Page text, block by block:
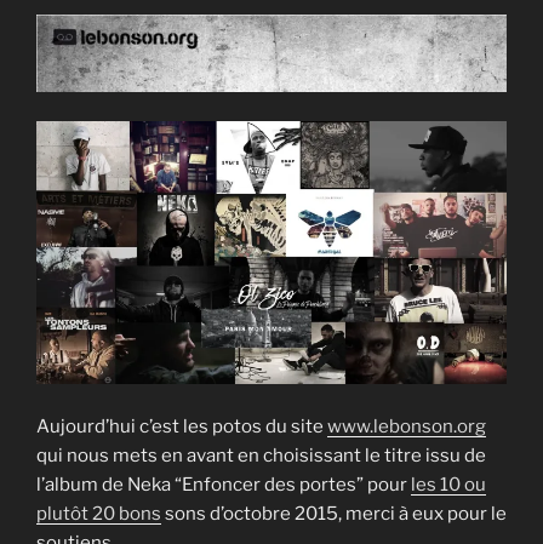
Aujourd’hui c’est les potos du site www.lebonson.org
qui nous mets en avant en choisissant le titre issu de
l’album de Neka “Enfoncer des portes” pour les 10 ou
plutôt 20 bons sons d’octobre 2015, merci à eux pour le